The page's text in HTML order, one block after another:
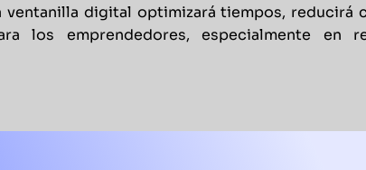
ventanilla digital optimizará tiempos, reducirá
los emprendedores, especialmente en